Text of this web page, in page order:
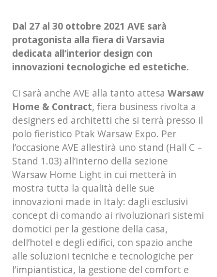
Dal 27 al 30 ottobre 2021 AVE sarà
protagonista alla fiera di Varsavia
dedicata all’interior design con
innovazioni tecnologiche ed estetiche.
Ci sarà anche AVE alla tanto attesa Warsaw
Home & Contract, fiera business rivolta a
designers ed architetti che si terrà presso il
polo fieristico Ptak Warsaw Expo. Per
l’occasione AVE allestirà uno stand (Hall C –
Stand 1.03) all’interno della sezione
Warsaw Home Light in cui metterà in
mostra tutta la qualità delle sue
innovazioni made in Italy: dagli esclusivi
concept di comando ai rivoluzionari sistemi
domotici per la gestione della casa,
dell’hotel e degli edifici, con spazio anche
alle soluzioni tecniche e tecnologiche per
l’impiantistica, la gestione del comfort e